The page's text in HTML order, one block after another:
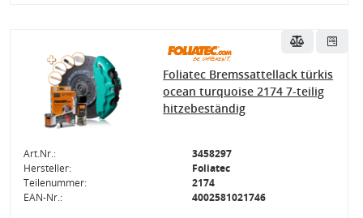
Foliatec Bremssattellack türkis
ocean turquoise 2174 7-teilig
hitzebeständig
Art.Nr.:
3458297
Hersteller:
Foliatec
Teilenummer:
2174
EAN-Nr.:
4002581021746